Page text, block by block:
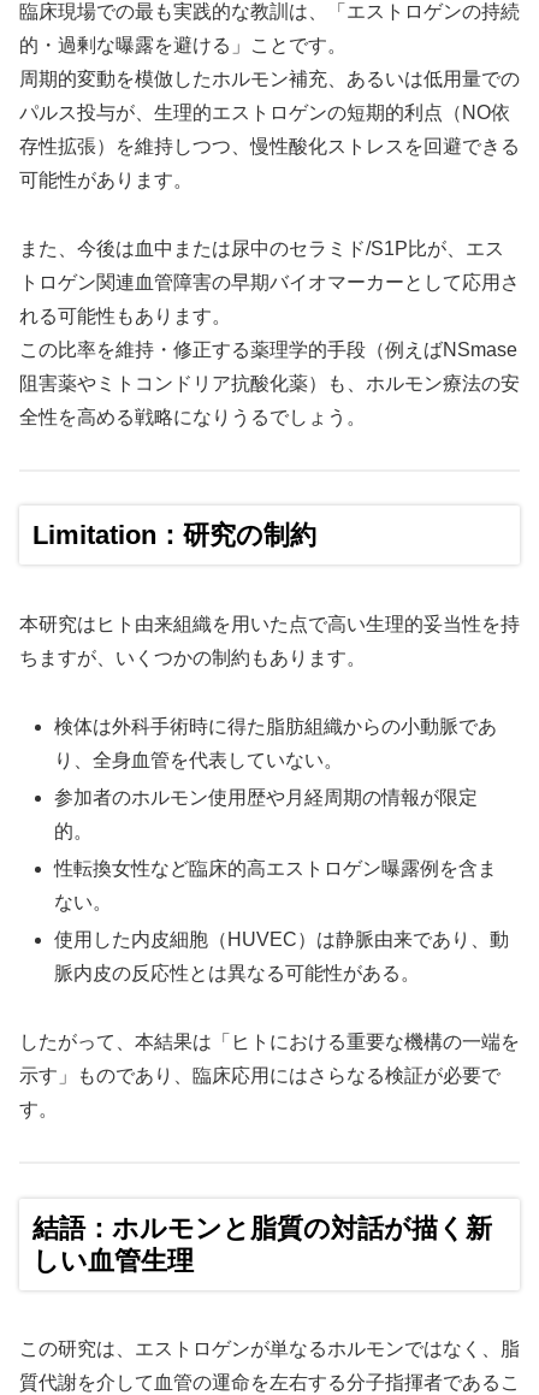
臨床現場での最も実践的な教訓は、「エストロゲンの持続
的・過剰な曝露を避ける」ことです。
周期的変動を模倣したホルモン補充、あるいは低用量での
パルス投与が、生理的エストロゲンの短期的利点（NO依
存性拡張）を維持しつつ、慢性酸化ストレスを回避できる
可能性があります。
また、今後は血中または尿中のセラミド/S1P比が、エス
トロゲン関連血管障害の早期バイオマーカーとして応用さ
れる可能性もあります。
この比率を維持・修正する薬理学的手段（例えばNSmase
阻害薬やミトコンドリア抗酸化薬）も、ホルモン療法の安
全性を高める戦略になりうるでしょう。
Limitation：研究の制約
本研究はヒト由来組織を用いた点で高い生理的妥当性を持
ちますが、いくつかの制約もあります。
検体は外科手術時に得た脂肪組織からの小動脈であ
り、全身血管を代表していない。
参加者のホルモン使用歴や月経周期の情報が限定
的。
性転換女性など臨床的高エストロゲン曝露例を含ま
ない。
使用した内皮細胞（HUVEC）は静脈由来であり、動
脈内皮の反応性とは異なる可能性がある。
したがって、本結果は「ヒトにおける重要な機構の一端を
示す」ものであり、臨床応用にはさらなる検証が必要で
す。
結語：ホルモンと脂質の対話が描く新
しい血管生理
この研究は、エストロゲンが単なるホルモンではなく、脂
質代謝を介して血管の運命を左右する分子指揮者であるこ